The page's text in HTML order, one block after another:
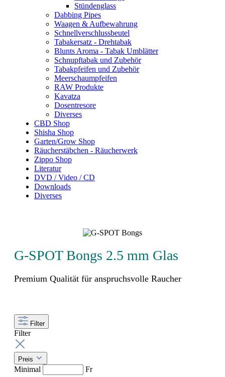
Stündenglass
Dabbing Pipes
Waagen & Aufbewahrung
Schnellverschlussbeutel
Tabakersatz - Drehtabak
Blunts Aroma - Tabak Umblätter
Schnupftabak und Zubehör
Tabakpfeifen und Zubehör
Meerschaumpfeifen
RAW Produkte
Kavatza
Dosentresore
Diverses
CBD Shop
Shisha Shop
Garten/Grow Shop
Räucherstäbchen - Räucherwerk
Zippo Shop
Literatur
DVD / Video / CD
Downloads
Diverses
G-SPOT Bongs 2.5 mm Glas
Premium Qualität für anspruchsvolle Raucher
Filter
Filter
Preis
Minimal
Fr